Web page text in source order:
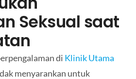
Seksual saat
di Klinik Utama
menyarankan untuk